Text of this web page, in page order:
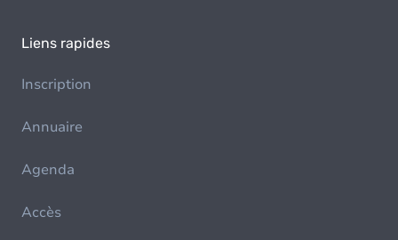
Liens rapides
Inscription
Annuaire
Agenda
Accès